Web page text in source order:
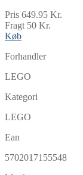
Pris 649.95 Kr.
Fragt 50 Kr.
Køb
Forhandler
LEGO
Kategori
LEGO
Ean
5702017155548